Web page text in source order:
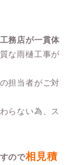
務店が一貫体
な雨樋工事が
担当者がご対
らない為、ス
ので相見積